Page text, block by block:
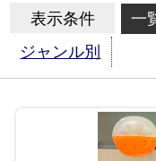
表示条件 一
ジャンル別